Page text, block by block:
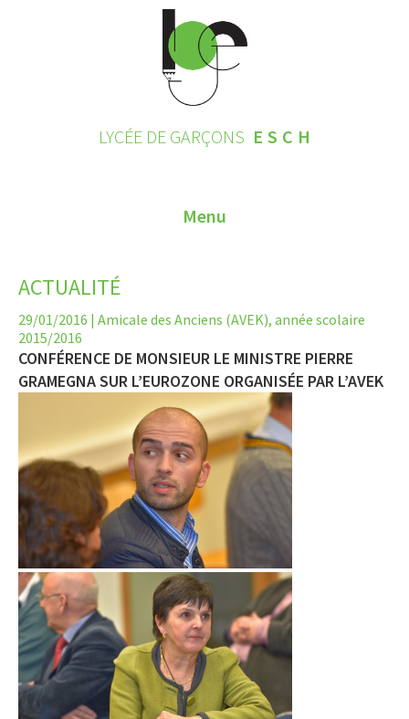
LYCÉE DE GARÇONS ESCH
Menu
CONTACT
INSCRIPTIONS 2026
LE LYCÉE
LET’S GO SCIENCE
ACTUALITÉ
AGENDA
ACTIVITÉS
SERVICES
APPRENTISSAGE
APPLIS
ACTUALITÉ
29/01/2016 | Amicale des Anciens (AVEK), année scolaire
2015/2016
CONFÉRENCE DE MONSIEUR LE MINISTRE PIERRE
GRAMEGNA SUR L’EUROZONE ORGANISÉE PAR L’AVEK